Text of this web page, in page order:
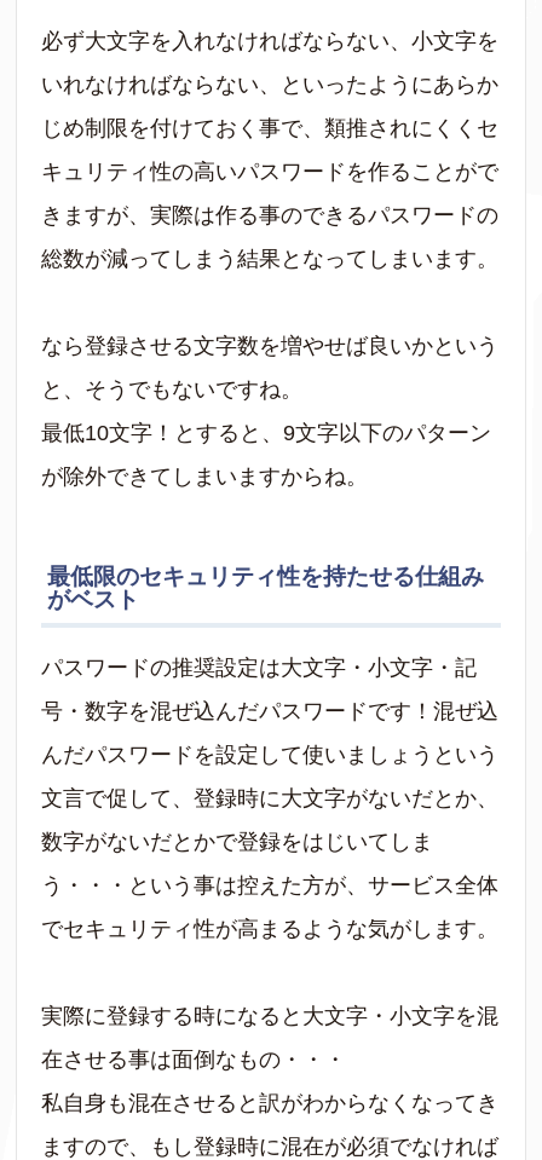
必ず大文字を入れなければならない、小文字を
いれなければならない、といったようにあらか
じめ制限を付けておく事で、類推されにくくセ
キュリティ性の高いパスワードを作ることがで
きますが、実際は作る事のできるパスワードの
総数が減ってしまう結果となってしまいます。
なら登録させる文字数を増やせば良いかという
と、そうでもないですね。
最低10文字！とすると、9文字以下のパターン
が除外できてしまいますからね。
最低限のセキュリティ性を持たせる仕組み
がベスト
パスワードの推奨設定は大文字・小文字・記
号・数字を混ぜ込んだパスワードです！混ぜ込
んだパスワードを設定して使いましょうという
文言で促して、登録時に大文字がないだとか、
数字がないだとかで登録をはじいてしま
う・・・という事は控えた方が、サービス全体
でセキュリティ性が高まるような気がします。
実際に登録する時になると大文字・小文字を混
在させる事は面倒なもの・・・
私自身も混在させると訳がわからなくなってき
ますので、もし登録時に混在が必須でなければ